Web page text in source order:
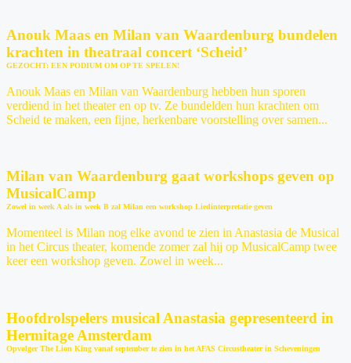
Anouk Maas en Milan van Waardenburg bundelen
krachten in theatraal concert ‘Scheid’
GEZOCHT: EEN PODIUM OM OP TE SPELEN!
Anouk Maas en Milan van Waardenburg hebben hun sporen
verdiend in het theater en op tv. Ze bundelden hun krachten om
Scheid te maken, een fijne, herkenbare voorstelling over samen...
Milan van Waardenburg gaat workshops geven op
MusicalCamp
Zowel in week A als in week B zal Milan een workshop Liedinterpretatie geven
Momenteel is Milan nog elke avond te zien in Anastasia de Musical
in het Circus theater, komende zomer zal hij op MusicalCamp twee
keer een workshop geven. Zowel in week...
Hoofdrolspelers musical Anastasia gepresenteerd in
Hermitage Amsterdam
Opvolger The Lion King vanaf september te zien in het AFAS Circustheater in Scheveningen